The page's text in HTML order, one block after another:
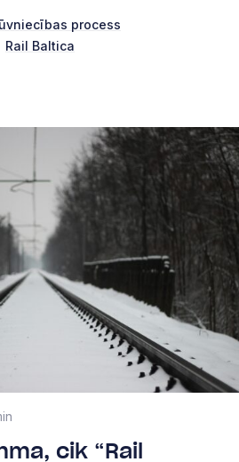
process
Rail Baltica
cik “Rail